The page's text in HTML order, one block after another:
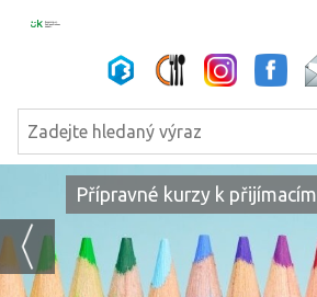
Přípravné kurzy k